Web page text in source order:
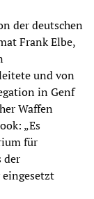
der deutschen
Frank Elbe,
und von
in Genf
Waffen
„Es
für
der